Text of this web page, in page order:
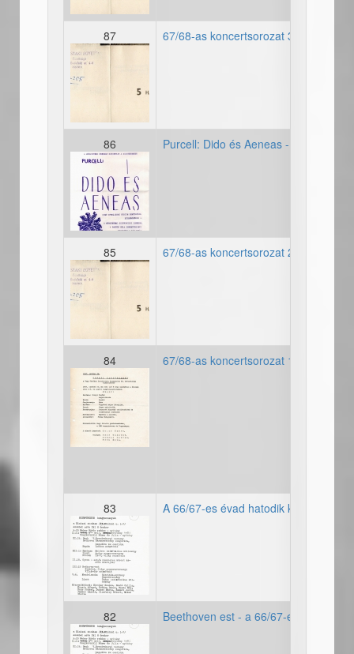
87 67/68-as koncertsorozat 3.
86 Purcell: Dido és Aeneas - színpadi
85 67/68-as koncertsorozat 2.
84 67/68-as koncertsorozat 1.
83
19660067_evad002.jpg
A 66/67-es évad hatodik koncertje
82 Beethoven est - a 66/67-es évad